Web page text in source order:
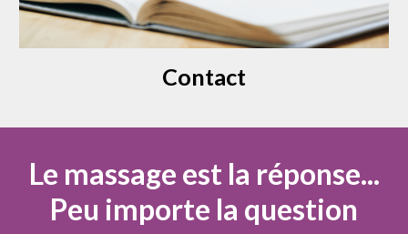
Contact
Le massage est la réponse...
Peu importe la question